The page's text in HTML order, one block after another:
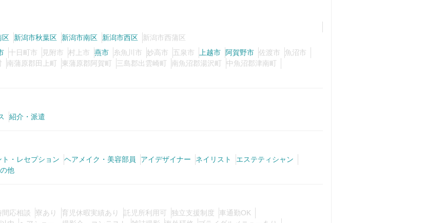
区 新潟市秋葉区 新潟市南区 新潟市西区
新潟市西蒲区
十日町市 見附市 村上市 燕市 糸魚川市 妙高市 五泉市 上越市 阿賀野市 佐渡市
魚沼市
南蒲原郡田上町 東蒲原郡阿賀町 三島郡出雲崎町 南魚沼郡湯沢町
中魚沼郡津南町
紹介・派遣
ト・レセプション ヘアメイク・美容部員 アイデザイナー ネイリスト
エステティシャン
他
間応相談 寮あり 育児休暇実績あり 託児所利用可 独立支援制度
車通勤OK